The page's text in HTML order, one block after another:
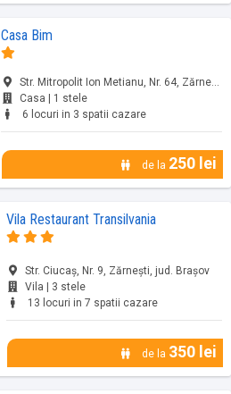
Casa Bim
Str. Mitropolit Ion Metianu, Nr. 64, Zărnești, jud. Brașov
Casa | 1 stele
6 locuri in 3 spatii cazare
de la 250 lei
Vila Restaurant Transilvania
Str. Ciucaș, Nr. 9, Zărnești, jud. Brașov
Vila | 3 stele
13 locuri in 7 spatii cazare
de la 350 lei